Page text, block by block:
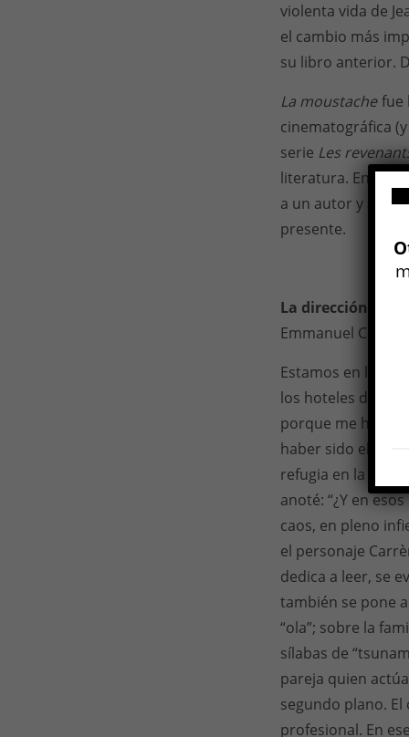
violenta vida de
el cambio más
su libro anterior.
La moustachefue
cinematográfica
serie Les
literatura. En los
a un autor y a
presente.
La dirección de la
Emmanuel
Estamos en las
los hoteles de la
porque me he
haber sido ella la
refugia en la
anoté: “¿Y en
caos, en pleno
el personaje
dedica a leer, se
también se pone
“ola”; sobre la
sílabas de
pareja quien
segundo plano.
profesional. En